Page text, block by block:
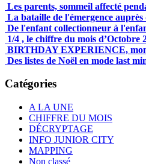
Les parents, sommeil affecté
La bataille de l'émergence
De l'enfant collectionneur à
1/4 , le chiffre du mois d’Octobre
BIRTHDAY EXPERIENCE,
Des listes de Noël en mode last
Catégories
A LA UNE
CHIFFRE DU MOIS
DÉCRYPTAGE
INFO JUNIOR CITY
MAPPING
Non classé